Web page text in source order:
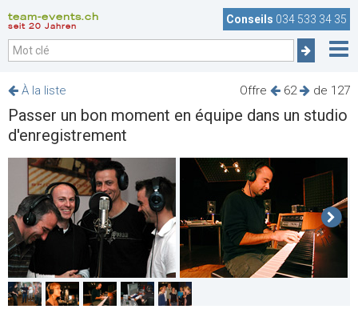
team-events.ch
seit 20 Jahren
Conseils 034 533 34 35
Offre 62 de 127
À la liste
Passer un bon moment en équipe dans un studio
d'enregistrement